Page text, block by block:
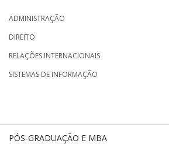
ADMINISTRAÇÃO
DIREITO
RELAÇÕES INTERNACIONAIS
SISTEMAS DE INFORMAÇÃO
PÓS-GRADUAÇÃO E MBA